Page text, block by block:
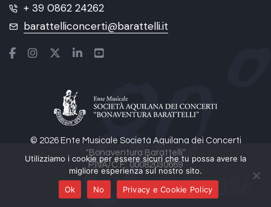
© 2026 Ente Musicale Società Aquilana dei Concerti
"Bonaventura Barattelli"
P.IVA/C.F.: 00082030669
+ 39 0862 24262
barattelliconcerti@barattelli.it
Utilizziamo i cookie per essere sicuri che tu possa avere la
migliore esperienza sul nostro sito.
Ok
No Privacy e Cookie Policy